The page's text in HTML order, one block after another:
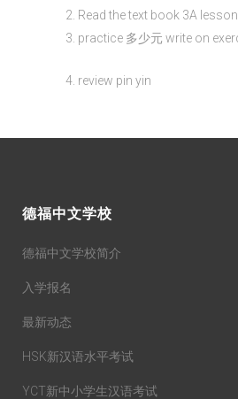
2. Read the text book 3A
3. practice 多少元 write on
4. review pin yin
德福中文学校
德福中文学校简介
入学报名
最新动态
HSK新汉语水平考试
YCT新中小学生汉语考试